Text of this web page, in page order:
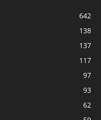
642
138
137
117
97
93
62